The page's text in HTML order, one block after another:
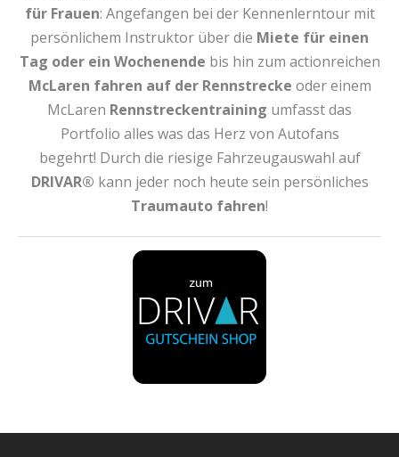
für Frauen: Angefangen bei der Kennenlerntour mit
persönlichem Instruktor über die Miete für einen
Tag oder ein Wochenende bis hin zum actionreichen
McLaren fahren auf der Rennstrecke oder einem
McLaren Rennstreckentraining umfasst das
Portfolio alles was das Herz von Autofans
begehrt! Durch die riesige Fahrzeugauswahl auf
DRIVAR® kann jeder noch heute sein persönliches
Traumauto fahren!